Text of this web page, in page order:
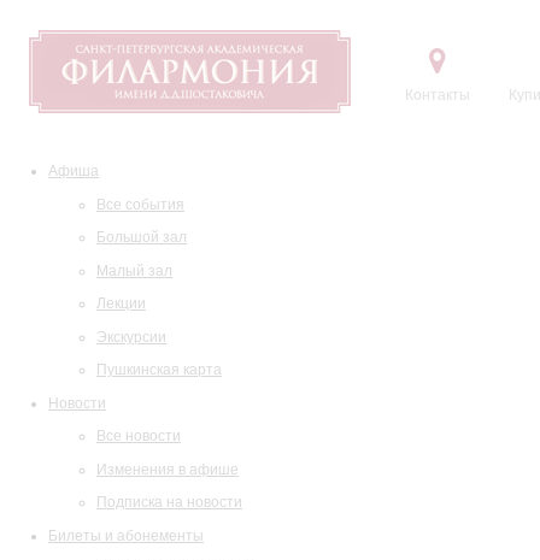
Контакты
Афиша
Все события
Большой зал
Малый зал
Лекции
Экскурсии
Пушкинская карта
Новости
Все новости
Изменения в афише
Подписка на новости
Билеты и абонементы